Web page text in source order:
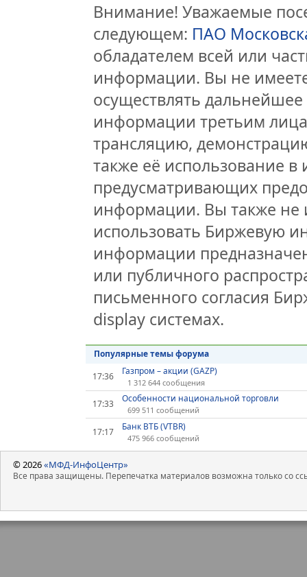
Внимание! Уважаемые
следующем: ПАО
обладателем всей или
информации. Вы не
осуществлять
информации третьим
трансляцию,
также её использование
предусматривающих
информации. Вы также не
использовать Биржевую
информации
или публичного
письменного согласия
display системах.
Популярные темы форума
17:36
Газпром – акции (GAZP)
1 312 644 сообщения
17:33 Особенности национальной торговли
699 511 сообщений
17:17 Банк ВТБ (VTBR)
475 966 сообщений
© 2026«МФД-ИнфоЦентр»
Все права защищены. Перепечатка материалов возможна только со